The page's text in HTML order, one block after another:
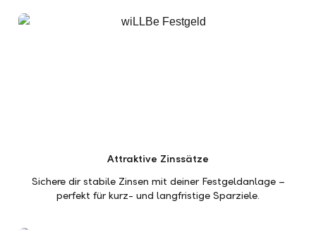
Attraktive Zinssätze
Sichere dir stabile Zinsen mit deiner Festgeldanlage –
perfekt für kurz- und langfristige Sparziele.